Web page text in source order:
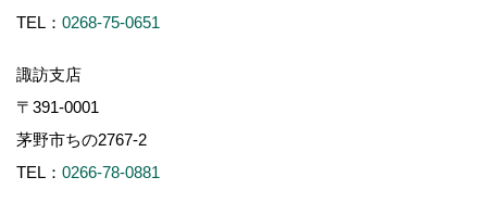
TEL： 0268-75-0651
諏訪支店
〒391-0001
茅野市ちの2767-2
TEL： 0266-78-0881